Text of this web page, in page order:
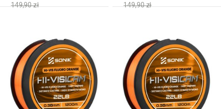
149,90 zł 149,90 zł